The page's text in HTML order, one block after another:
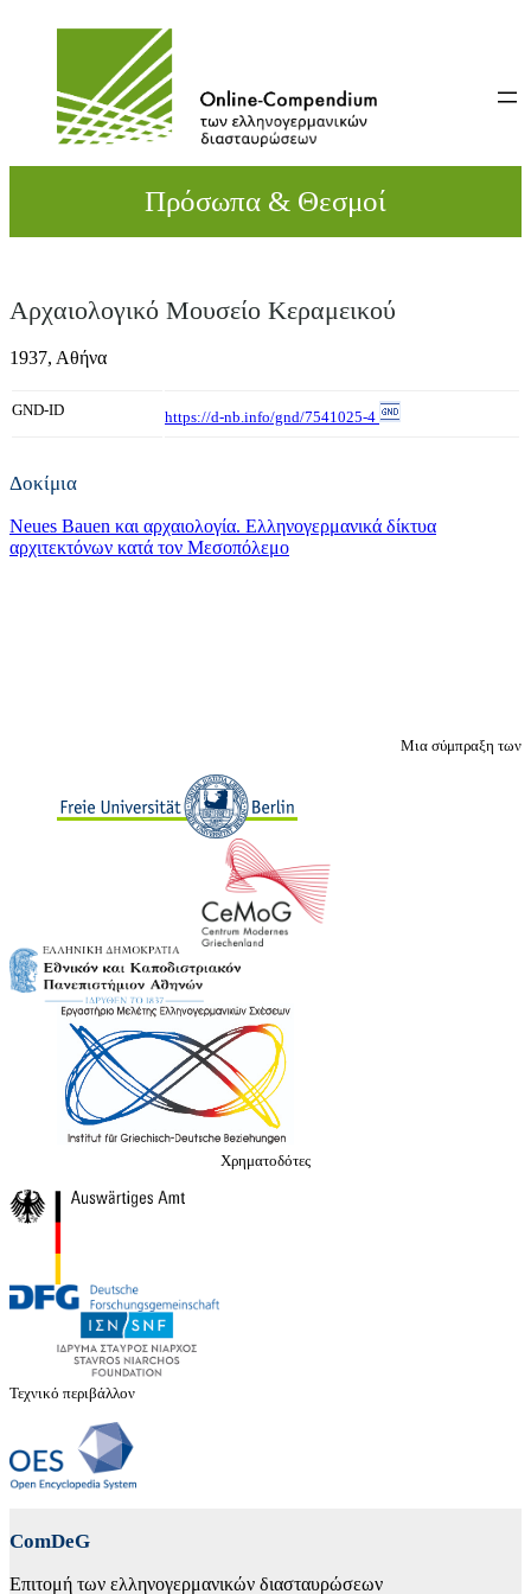
Πρόσωπα & Θεσμοί
Αρχαιολογικό Μουσείο Κεραμεικού
1937, Αθήνα
GND-ID https://d-nb.info/gnd/7541025-4
Δοκίμια
Neues Bauen και αρχαιολογία. Ελληνογερμανικά δίκτυα
αρχιτεκτόνων κατά τον Μεσοπόλεμο
Μια σύμπραξη των
Χρηματοδότες
Τεχνικό περιβάλλον
ComDeG
Επιτομή των ελληνογερμανικών διασταυρώσεων